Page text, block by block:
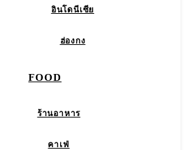
อินโดนีเซีย
ฮ่องกง
FOOD
ร้านอาหาร
คาเฟ่